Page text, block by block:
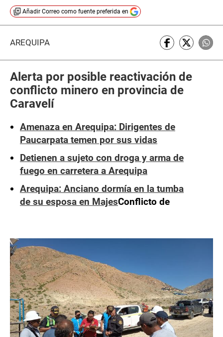
Añadir Correo como fuente preferida en
AREQUIPA
Alerta por posible reactivación de
conflicto minero en provincia de
Caravelí
Amenaza en Arequipa: Dirigentes de
Paucarpata temen por sus vidas
Detienen a sujeto con droga y arma de
fuego en carretera a Arequipa
Arequipa: Anciano dormía en la tumba
de su esposa en MajesConflicto de